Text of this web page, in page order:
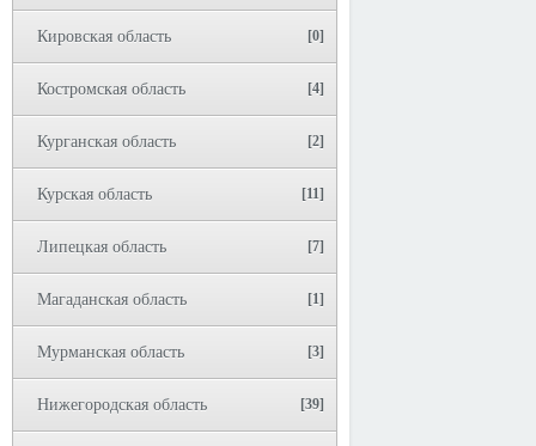
Кировская область [0]
Костромская область [4]
Курганская область [2]
Курская область [11]
Липецкая область [7]
Магаданская область [1]
Мурманская область [3]
Нижегородская область [39]